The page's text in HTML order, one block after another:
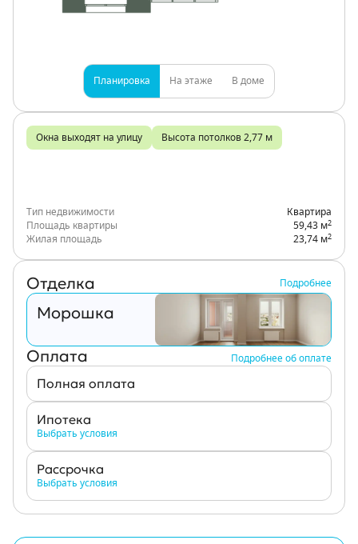
Планировка На этаже В доме
Окна выходят на улицу Высота потолков 2,77 м
Тип недвижимости
Квартира
Площадь квартиры
59,43 м2
Жилая площадь 23,74 м2
Отделка Подробнее
Морошка
Оплата Подробнее об оплате
Полная оплата
Ипотека
Выбрать условия
Рассрочка
Выбрать условия